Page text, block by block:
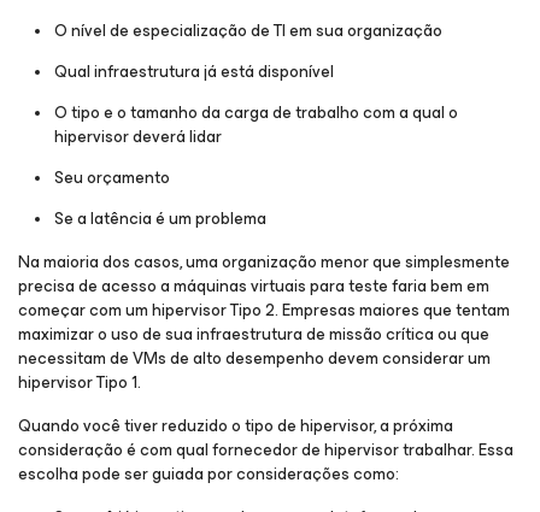
O nível de especialização de TI em sua organização
Qual infraestrutura já está disponível
O tipo e o tamanho da carga de trabalho com a qual o
hipervisor deverá lidar
Seu orçamento
Se a latência é um problema
Na maioria dos casos, uma organização menor que simplesmente
precisa de acesso a máquinas virtuais para teste faria bem em
começar com um hipervisor Tipo 2. Empresas maiores que tentam
maximizar o uso de sua infraestrutura de missão crítica ou que
necessitam de VMs de alto desempenho devem considerar um
hipervisor Tipo 1.
Quando você tiver reduzido o tipo de hipervisor, a próxima
consideração é com qual fornecedor de hipervisor trabalhar. Essa
escolha pode ser guiada por considerações como: